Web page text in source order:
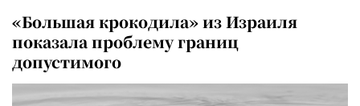
«Большая крокодила» из Израиля
показала проблему границ
допустимого